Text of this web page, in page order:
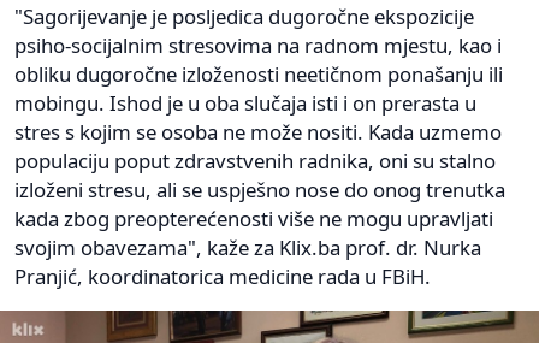
"Sagorijevanje je posljedica dugoročne ekspozicije
psiho-socijalnim stresovima na radnom mjestu, kao i
obliku dugoročne izloženosti neetičnom ponašanju ili
mobingu. Ishod je u oba slučaja isti i on prerasta u
stres s kojim se osoba ne može nositi. Kada uzmemo
populaciju poput zdravstvenih radnika, oni su stalno
izloženi stresu, ali se uspješno nose do onog trenutka
kada zbog preopterećenosti više ne mogu upravljati
svojim obavezama", kaže za Klix.ba prof. dr. Nurka
Pranjić, koordinatorica medicine rada u FBiH.